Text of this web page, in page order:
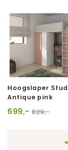
Hoogslaper
Antique pink
699,- 829,-